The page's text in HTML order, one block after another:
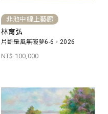
非池中線上藝廊
林育弘
片斷是風無礙夢6-6，2026
NT$ 100,000